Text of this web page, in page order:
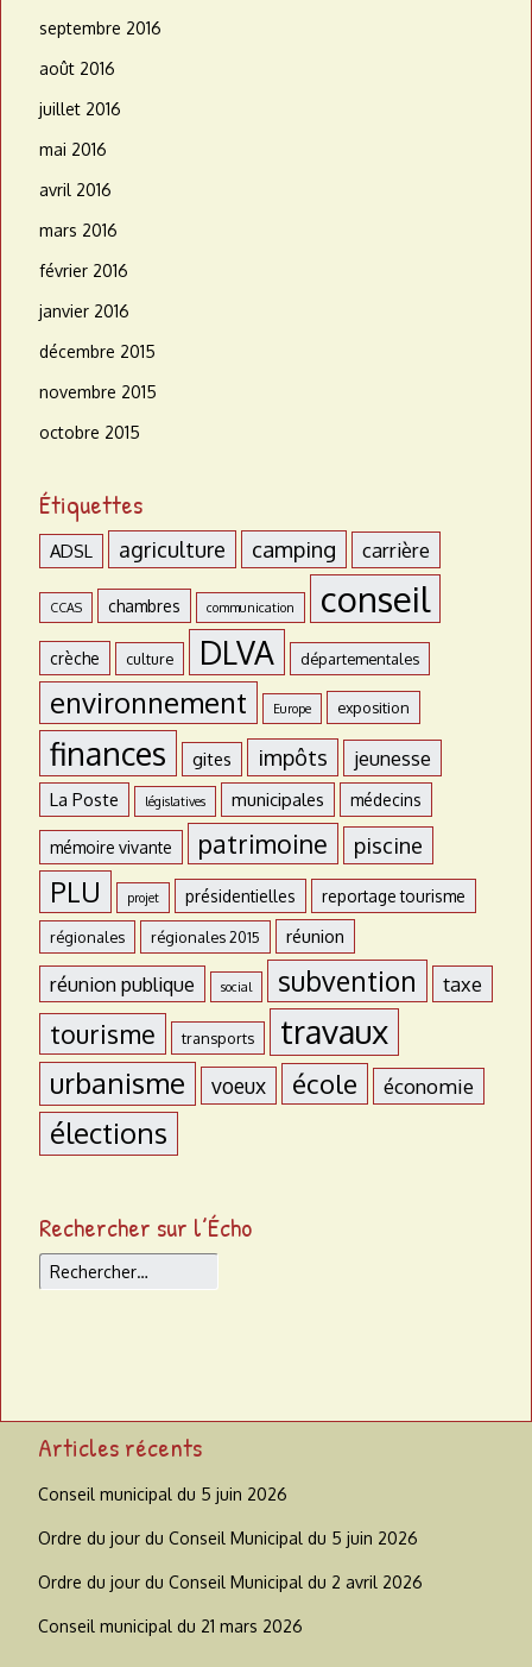
septembre 2016
août 2016
juillet 2016
mai 2016
avril 2016
mars 2016
février 2016
janvier 2016
décembre 2015
novembre 2015
octobre 2015
Étiquettes
ADSL agriculture camping carrière
CCAS chambres communication conseil
crèche culture DLVA départementales
environnement Europe exposition
finances gites impôts jeunesse
La Poste législatives municipales médecins
mémoire vivante patrimoine piscine
PLU projet présidentielles reportage tourisme
régionales régionales 2015 réunion
réunion publique social subvention taxe
tourisme transports travaux
urbanisme voeux école économie
élections
Rechercher sur l’Écho
Rechercher
Articles récents
Conseil municipal du 5 juin 2026
Ordre du jour du Conseil Municipal du 5 juin 2026
Ordre du jour du Conseil Municipal du 2 avril 2026
Conseil municipal du 21 mars 2026